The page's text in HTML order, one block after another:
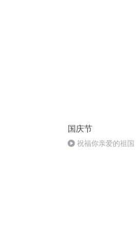
国庆节
祝福你亲爱的祖国